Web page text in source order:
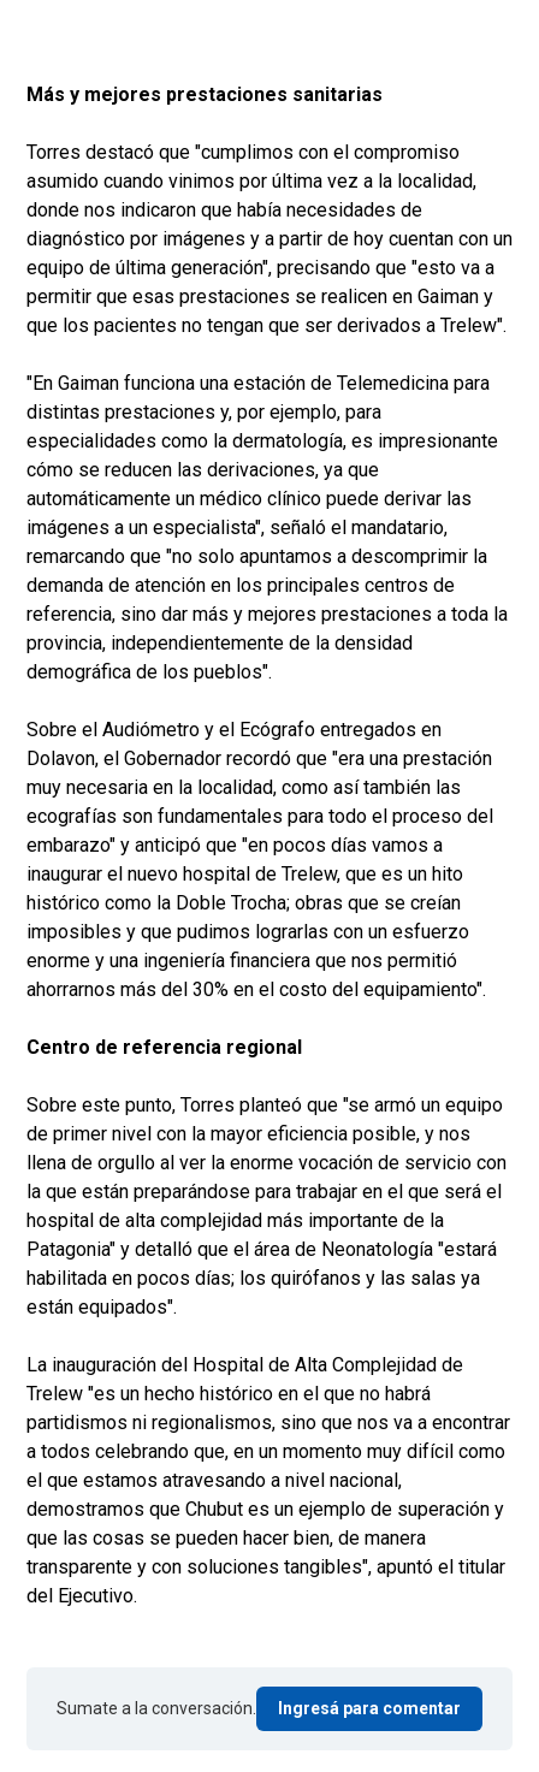
Más y mejores prestaciones sanitarias
Torres destacó que "cumplimos con el compromiso
asumido cuando vinimos por última vez a la localidad,
donde nos indicaron que había necesidades de
diagnóstico por imágenes y a partir de hoy cuentan con un
equipo de última generación", precisando que "esto va a
permitir que esas prestaciones se realicen en Gaiman y
que los pacientes no tengan que ser derivados a Trelew".
"En Gaiman funciona una estación de Telemedicina para
distintas prestaciones y, por ejemplo, para
especialidades como la dermatología, es impresionante
cómo se reducen las derivaciones, ya que
automáticamente un médico clínico puede derivar las
imágenes a un especialista", señaló el mandatario,
remarcando que "no solo apuntamos a descomprimir la
demanda de atención en los principales centros de
referencia, sino dar más y mejores prestaciones a toda la
provincia, independientemente de la densidad
demográfica de los pueblos".
Sobre el Audiómetro y el Ecógrafo entregados en
Dolavon, el Gobernador recordó que "era una prestación
muy necesaria en la localidad, como así también las
ecografías son fundamentales para todo el proceso del
embarazo" y anticipó que "en pocos días vamos a
inaugurar el nuevo hospital de Trelew, que es un hito
histórico como la Doble Trocha; obras que se creían
imposibles y que pudimos lograrlas con un esfuerzo
enorme y una ingeniería financiera que nos permitió
ahorrarnos más del 30% en el costo del equipamiento".
Centro de referencia regional
Sobre este punto, Torres planteó que "se armó un equipo
de primer nivel con la mayor eficiencia posible, y nos
llena de orgullo al ver la enorme vocación de servicio con
la que están preparándose para trabajar en el que será el
hospital de alta complejidad más importante de la
Patagonia" y detalló que el área de Neonatología "estará
habilitada en pocos días; los quirófanos y las salas ya
están equipados".
La inauguración del Hospital de Alta Complejidad de
Trelew "es un hecho histórico en el que no habrá
partidismos ni regionalismos, sino que nos va a encontrar
a todos celebrando que, en un momento muy difícil como
el que estamos atravesando a nivel nacional,
demostramos que Chubut es un ejemplo de superación y
que las cosas se pueden hacer bien, de manera
transparente y con soluciones tangibles", apuntó el titular
del Ejecutivo.
Sumate a la conversación. Ingresá para comentar